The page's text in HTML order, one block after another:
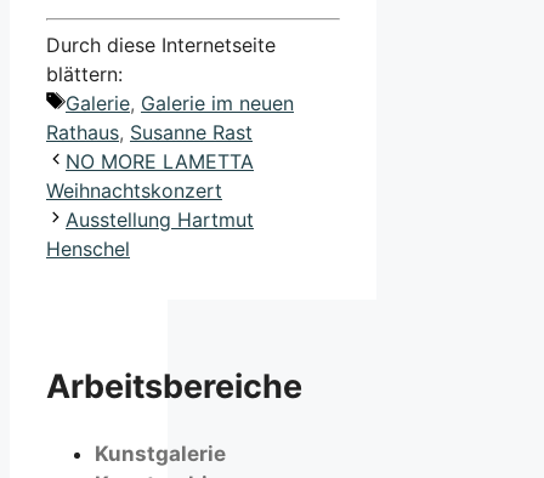
Durch diese Internetseite
blättern:
Schlagwörter
Galerie, Galerie im neuen
Rathaus, Susanne Rast
NO MORE LAMETTA
Weihnachtskonzert
Ausstellung Hartmut
Henschel
Arbeitsbereiche
Kunstgalerie